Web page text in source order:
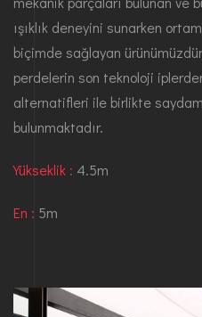
ışıklık deneyini sunarken
biçimde sağlayan
perdelerin son teknoloji
alternatifleri ile birlikte
bulunmaktadır.
Yükseklik : 4.5m
En : 5m